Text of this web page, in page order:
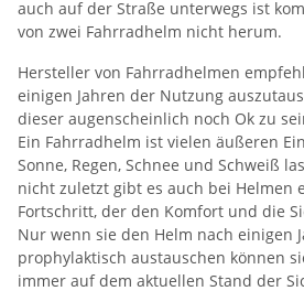
auch auf der Straße unterwegs ist
von zwei Fahrradhelm nicht herum.
Hersteller von Fahrradhelmen
einigen Jahren der Nutzung
dieser augenscheinlich noch Ok zu
Ein Fahrradhelm ist vielen äußeren
Sonne, Regen, Schnee und Schweiß
nicht zuletzt gibt es auch bei Helmen
Fortschritt, der den Komfort und die
Nur wenn sie den Helm nach einigen
prophylaktisch austauschen können
immer auf dem aktuellen Stand der